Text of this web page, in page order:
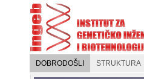
DOBRODOŠLI STRUKTURA